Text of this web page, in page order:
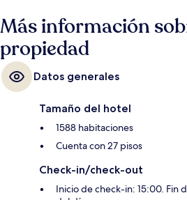
de autobús Dundas St West at Yonge St
Más información
propiedad
Datos generales
Tamaño del hotel
1588 habitaciones
Cuenta con 27 pisos
Check-in/check-out
Inicio de check-in: 15:00. Fin